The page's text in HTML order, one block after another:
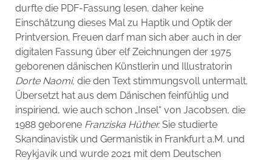
durfte die PDF-Fassung lesen, daher keine
Einschätzung dieses Mal zu Haptik und Optik der
Printversion. Freuen darf man sich aber auch in der
digitalen Fassung über elf Zeichnungen der 1975
geborenen dänischen Künstlerin und Illustratorin
Dorte Naomi, die den Text stimmungsvoll untermalt.
Übersetzt hat aus dem Dänischen feinfühlig und
inspiriend, wie auch schon „Insel“ von Jacobsen, die
1988 geborene Franziska Hüther.Sie studierte
Skandinavistik und Germanistik in Frankfurt a.M. und
Reykjavik und wurde 2021 mit dem Deutschen